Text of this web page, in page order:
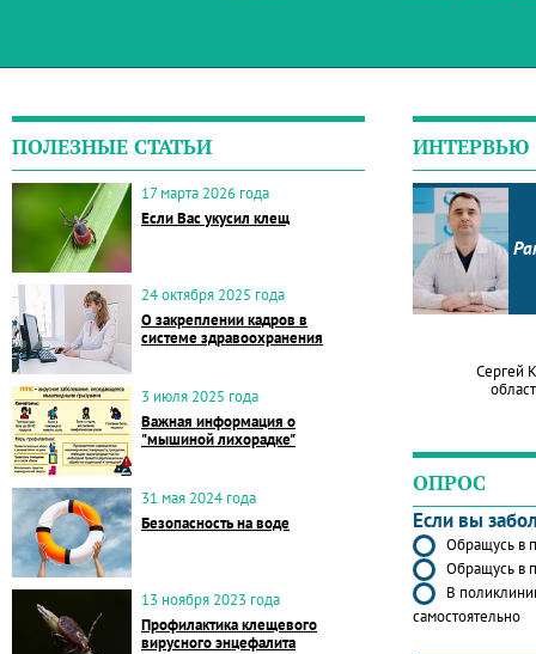
ПОЛЕЗНЫЕ СТАТЬИ
17 марта 2026 года
Если Вас укусил клещ
24 октября 2025 года
О закреплении кадров в
системе здравоохранения
3 июля 2025 года
Важная информация о
"мышиной лихорадке"
31 мая 2024 года
Безопасность на воде
13 ноября 2023 года
Профилактика клещевого
вирусного энцефалита
ИНТЕРВЬЮ
Сергей
ОПРОС
Если вы
Обращусь в
Обращусь в
В
самостоятельно